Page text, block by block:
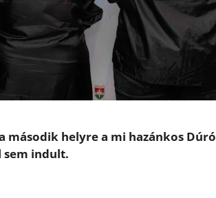
helyre a mi hazánkos Dúró
sem indult.